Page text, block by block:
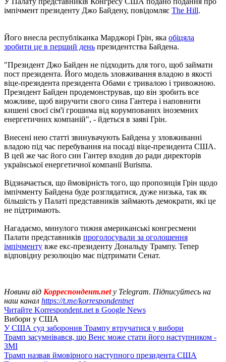
імпічмент президенту Джо Байдену, повідомляє The Hill.
Його внесла республіканка Марджорі Грін, яка обіцяла
зробити це в перший день президентства Байдена.
"Президент Джо Байден не підходить для того, щоб займати
пост президента. Його модель зловживання владою в якості
віце-президента президента Обами є тривалою і тривожною.
Президент Байден продемонстрував, що він зробить все
можливе, щоб виручити свого сина Гантера і наповнити
кишені своєї сім'ї грошима від корумпованих іноземних
енергетичних компаній", - йдеться в заяві Грін.
Внесені нею статті звинувачують Байдена у зловживанні
владою під час перебування на посаді віце-президента США.
В цей же час його син Гантер входив до ради директорів
української енергетичної компанії Burisma.
Відзначається, що ймовірність того, що пропозиція Грін щодо
імпічменту Байдена буде розглядатися, дуже низька, так як
більшість у Палаті представників займають демократи, які це
не підтримають.
Нагадаємо, минулого тижня американські конгресмени
Палати представників проголосували за оголошення
імпічменту вже екс-президенту Дональду Трампу. Тепер
відповідну резолюцію має підтримати Сенат.
Новини від Корреспондент.netу Telegram. Підписуйтесь на
наш канал https://t.me/korrespondentnet
Читайте Korrespondent.net в Google News
Вибори у США
У США суд заборонив Трампу втручатися у вибори
Трамп засумнівався, що Венс може стати його наступником -
ЗМІ
Трамп назвав ймовірного наступного президента США